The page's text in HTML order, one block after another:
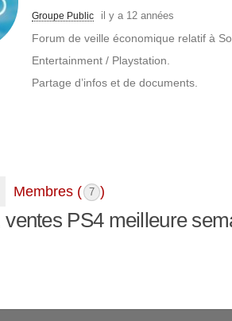
Groupe Public il y a 12 années
Forum de veille économique relatif à
Entertainment / Playstation.
Partage d’infos et de documents.
Membres ( 7 )
ventes PS4 meilleure